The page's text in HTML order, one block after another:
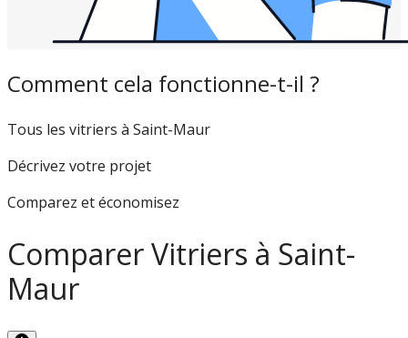
Comment cela fonctionne-t-il ?
Tous les vitriers à Saint-Maur
Décrivez votre projet
Comparez et économisez
Comparer Vitriers à Saint-
Maur